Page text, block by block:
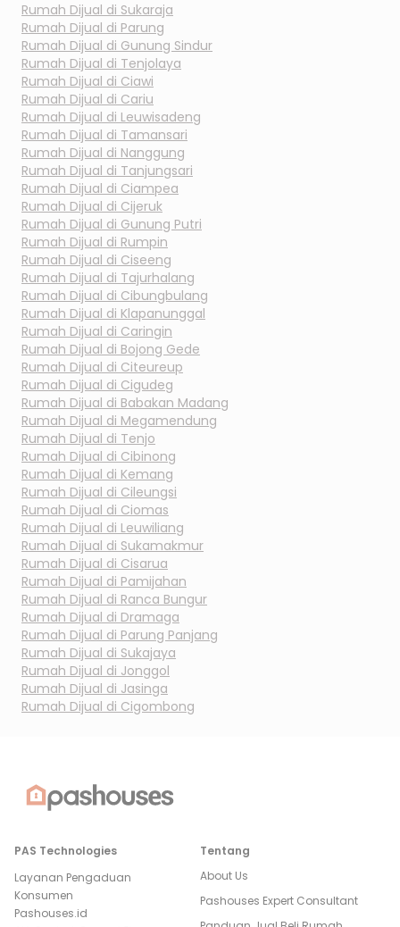
Rumah Dijual di Sukaraja
Rumah Dijual di Parung
Rumah Dijual di Gunung Sindur
Rumah Dijual di Tenjolaya
Rumah Dijual di Ciawi
Rumah Dijual di Cariu
Rumah Dijual di Leuwisadeng
Rumah Dijual di Tamansari
Rumah Dijual di Nanggung
Rumah Dijual di Tanjungsari
Rumah Dijual di Ciampea
Rumah Dijual di Cijeruk
Rumah Dijual di Gunung Putri
Rumah Dijual di Rumpin
Rumah Dijual di Ciseeng
Rumah Dijual di Tajurhalang
Rumah Dijual di Cibungbulang
Rumah Dijual di Klapanunggal
Rumah Dijual di Caringin
Rumah Dijual di Bojong Gede
Rumah Dijual di Citeureup
Rumah Dijual di Cigudeg
Rumah Dijual di Babakan Madang
Rumah Dijual di Megamendung
Rumah Dijual di Tenjo
Rumah Dijual di Cibinong
Rumah Dijual di Kemang
Rumah Dijual di Cileungsi
Rumah Dijual di Ciomas
Rumah Dijual di Leuwiliang
Rumah Dijual di Sukamakmur
Rumah Dijual di Cisarua
Rumah Dijual di Pamijahan
Rumah Dijual di Ranca Bungur
Rumah Dijual di Dramaga
Rumah Dijual di Parung Panjang
Rumah Dijual di Sukajaya
Rumah Dijual di Jonggol
Rumah Dijual di Jasinga
Rumah Dijual di Cigombong
PAS Technologies
Layanan Pengaduan
Konsumen
Pashouses.id
Tentang
About Us
Pashouses Expert Consultant